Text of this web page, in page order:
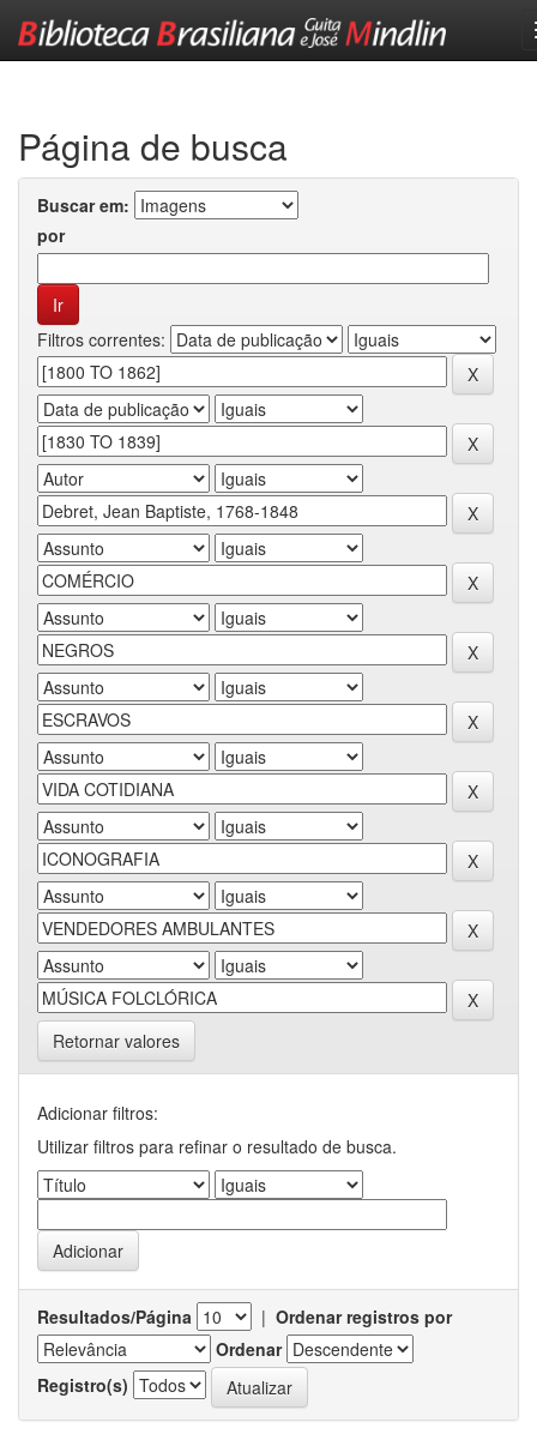
Página de busca
Buscar em:
por
Filtros correntes:
Retornar valores
Adicionar filtros:
Utilizar filtros para refinar o resultado de busca.
Resultados/Página | Ordenar registros por
Ordenar
Registro(s)